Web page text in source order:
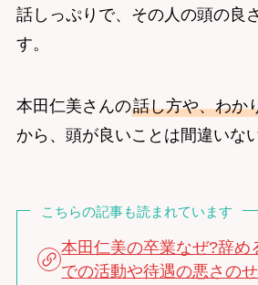
話しっぷりで、その人の頭の良
す。
本田仁美さんの話し方や、わか
から、頭が良いことは間違いな
こちらの記事も読まれています
本田仁美の卒業なぜ?辞め
での活動や待遇の悪さの